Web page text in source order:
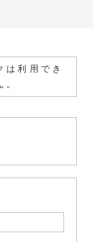
は利用でき
。